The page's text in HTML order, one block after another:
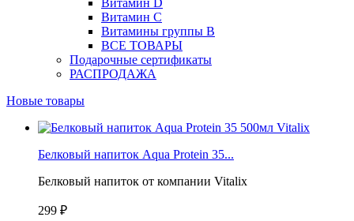
Витамин D
Витамин С
Витамины группы B
ВСЕ ТОВАРЫ
Подарочные сертификаты
РАСПРОДАЖА
Новые товары
Белковый напиток Aqua Protein 35...
Белковый напиток от компании Vitalix
299 ₽